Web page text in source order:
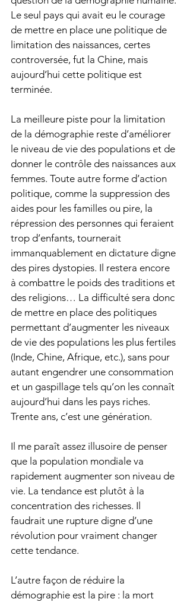
Le seul pays qui avait eu le courage
de mettre en place une politique de
limitation des naissances, certes
controversée, fut la Chine, mais
aujourd’hui cette politique est
terminée.
La meilleure piste pour la limitation
de la démographie reste d’améliorer
le niveau de vie des populations et de
donner le contrôle des naissances aux
femmes. Toute autre forme d’action
politique, comme la suppression des
aides pour les familles ou pire, la
répression des personnes qui feraient
trop d’enfants, tournerait
immanquablement en dictature digne
des pires dystopies. Il restera encore
à combattre le poids des traditions et
des religions… La difficulté sera donc
de mettre en place des politiques
permettant d’augmenter les niveaux
de vie des populations les plus fertiles
(Inde, Chine, Afrique, etc.), sans pour
autant engendrer une consommation
et un gaspillage tels qu’on les connaît
aujourd’hui dans les pays riches.
Trente ans, c’est une génération.
Il me paraît assez illusoire de penser
que la population mondiale va
rapidement augmenter son niveau de
vie. La tendance est plutôt à la
concentration des richesses. Il
faudrait une rupture digne d’une
révolution pour vraiment changer
cette tendance.
L’autre façon de réduire la
démographie est la pire : la mort